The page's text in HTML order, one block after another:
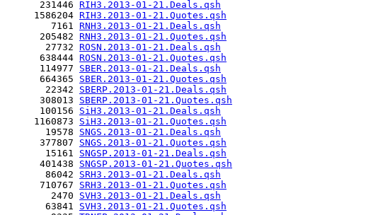
      231446
RIH3.2013-01-21.Deals.qsh
     1586204
RIH3.2013-01-21.Quotes.qsh
        7161
RNH3.2013-01-21.Deals.qsh
      205482
RNH3.2013-01-21.Quotes.qsh
       27732
ROSN.2013-01-21.Deals.qsh
      638444
ROSN.2013-01-21.Quotes.qsh
      114977
SBER.2013-01-21.Deals.qsh
      664365
SBER.2013-01-21.Quotes.qsh
       22342
SBERP.2013-01-21.Deals.qsh
      308013
SBERP.2013-01-21.Quotes.qsh
      100156
SiH3.2013-01-21.Deals.qsh
     1160873
SiH3.2013-01-21.Quotes.qsh
       19578
SNGS.2013-01-21.Deals.qsh
      377807
SNGS.2013-01-21.Quotes.qsh
       15161
SNGSP.2013-01-21.Deals.qsh
      401438
SNGSP.2013-01-21.Quotes.qsh
       86042
SRH3.2013-01-21.Deals.qsh
      710767
SRH3.2013-01-21.Quotes.qsh
        2470
SVH3.2013-01-21.Deals.qsh
       63841
SVH3.2013-01-21.Quotes.qsh